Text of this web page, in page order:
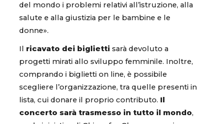
del mondo i problemi relativi all’istruzione, alla
salute e alla giustizia per le bambine e le
donne».
Il ricavato dei biglietti sarà devoluto a
progetti mirati allo sviluppo femminile. Inoltre,
comprando i biglietti on line, è possibile
scegliere l’organizzazione, tra quelle presenti in
lista, cui donare il proprio contributo. Il
concerto sarà trasmesso in tutto il mondo,